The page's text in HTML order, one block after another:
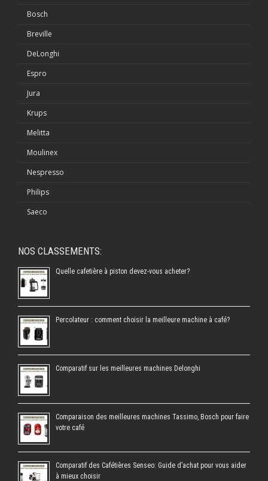
Bosch
Breville
DeLonghi
Espro
Jura
Krups
Melitta
Moulinex
Nespresso
Philips
Saeco
NOS CLASSEMENTS:
Quelle cafetière à piston devez-vous acheter?
Percolateur : comment choisir la meilleure machine à café?
Comparatif sur les meilleures machines Delonghi
Comparaison des meilleures machines Tassimo, Bosch pour faire
votre café
Comparatif des Cafétières Senseo: Guide d’achat pour vous aider
à mieux choisir